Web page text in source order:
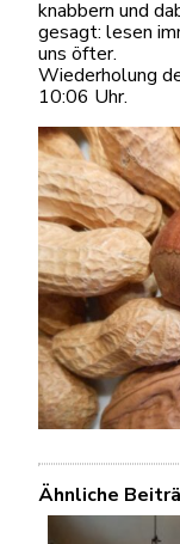
knabbern und
gesagt: lesen
uns öfter.
Wiederholung
10:06 Uhr.
Ähnliche